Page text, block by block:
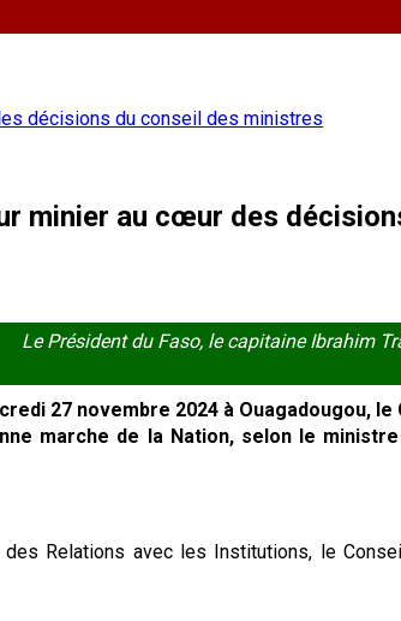
décisions du conseil des ministres
minier au cœur des
Le Président du Faso, le capitaine Ibrahim
27 novembre 2024 à Ouagadougou,
marche de la Nation, selon le
Relations avec les Institutions, le